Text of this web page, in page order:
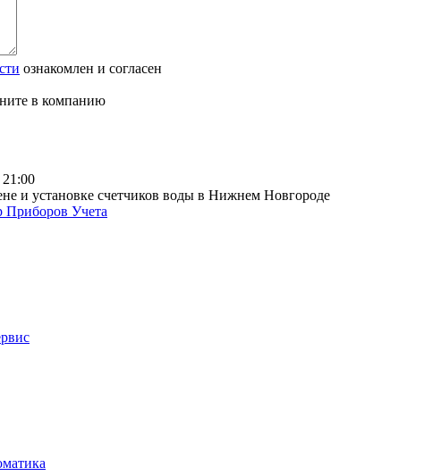
ознакомлен и согласен
в компанию
и установке счетчиков воды в Нижнем Новгороде
Учета